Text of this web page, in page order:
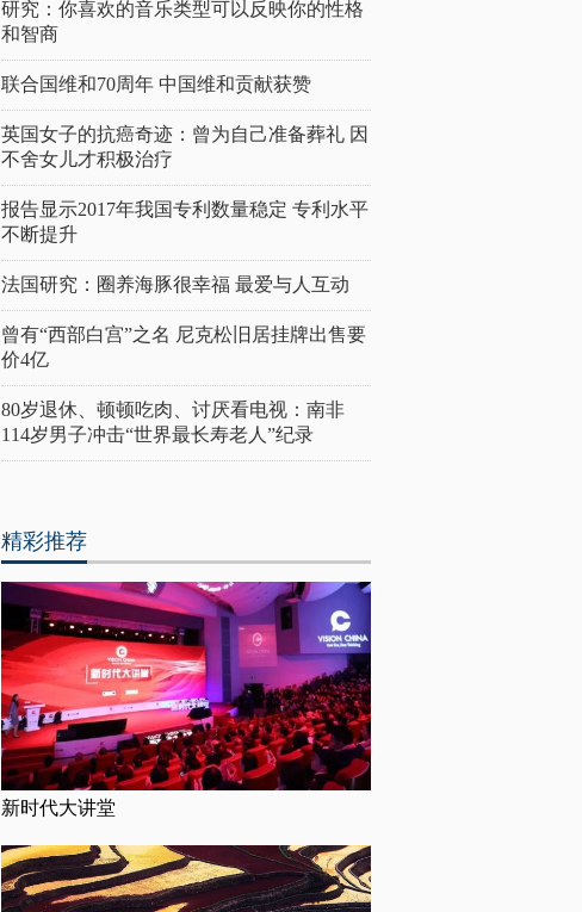
研究：你喜欢的音乐类型可以反映你的性格
和智商
联合国维和70周年 中国维和贡献获赞
英国女子的抗癌奇迹：曾为自己准备葬礼 因
不舍女儿才积极治疗
报告显示2017年我国专利数量稳定 专利水平
不断提升
法国研究：圈养海豚很幸福 最爱与人互动
曾有“西部白宫”之名 尼克松旧居挂牌出售要
价4亿
80岁退休、顿顿吃肉、讨厌看电视：南非
114岁男子冲击“世界最长寿老人”纪录
精彩推荐
新时代大讲堂